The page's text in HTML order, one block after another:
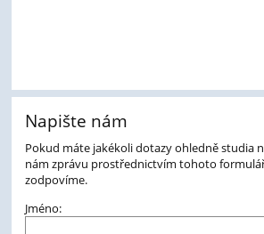
Napište nám
Pokud máte jakékoli dotazy ohledně studia
nám zprávu prostřednictvím tohoto
zodpovíme.
Jméno: